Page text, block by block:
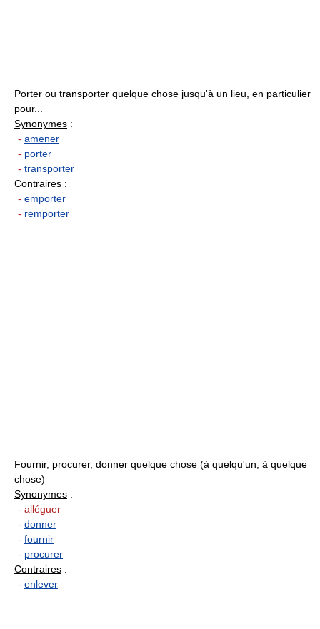
Porter ou transporter quelque chose jusqu'à un lieu, en particulier
pour...
Synonymes :
- amener
- porter
- transporter
Contraires :
- emporter
- remporter
Fournir, procurer, donner quelque chose (à quelqu'un, à quelque
chose)
Synonymes :
- alléguer
- donner
- fournir
- procurer
Contraires :
- enlever